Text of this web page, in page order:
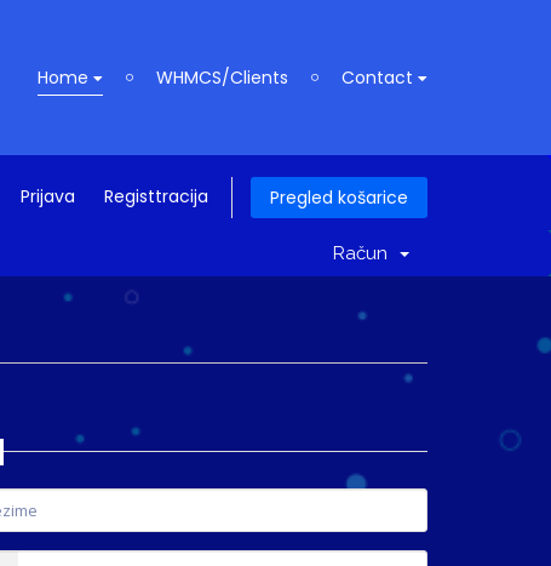
Home WHMCS/Clients Contact
Prijava Registtracija Pregled košarice
Račun